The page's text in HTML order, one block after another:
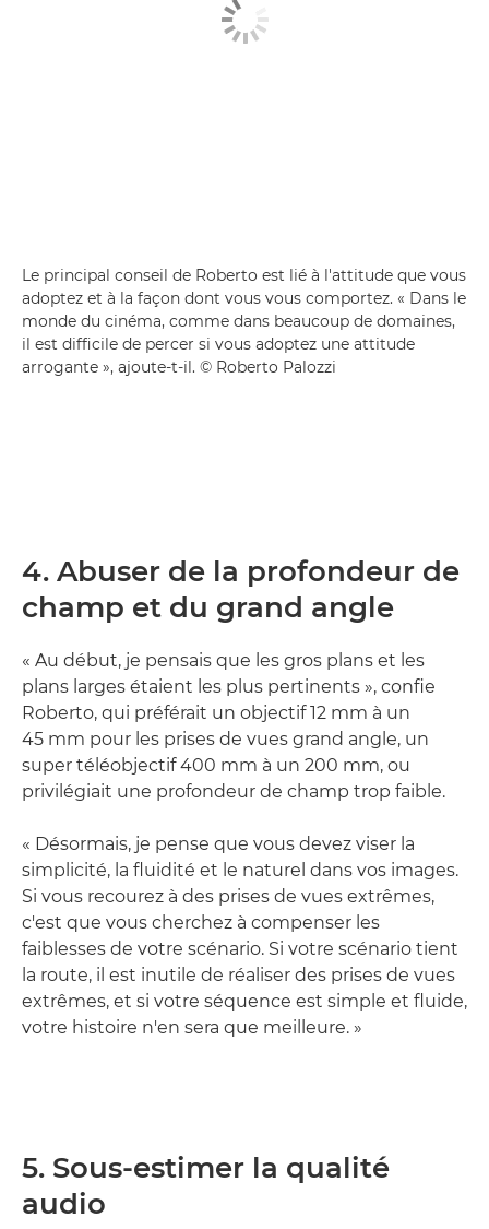
Le principal conseil de Roberto est lié à l'attitude que vous
adoptez et à la façon dont vous vous comportez. « Dans le
monde du cinéma, comme dans beaucoup de domaines,
il est difficile de percer si vous adoptez une attitude
arrogante », ajoute-t-il. © Roberto Palozzi
4. Abuser de la profondeur de
champ et du grand angle
« Au début, je pensais que les gros plans et les
plans larges étaient les plus pertinents », confie
Roberto, qui préférait un objectif 12 mm à un
45 mm pour les prises de vues grand angle, un
super téléobjectif 400 mm à un 200 mm, ou
privilégiait une profondeur de champ trop faible.
« Désormais, je pense que vous devez viser la
simplicité, la fluidité et le naturel dans vos images.
Si vous recourez à des prises de vues extrêmes,
c'est que vous cherchez à compenser les
faiblesses de votre scénario. Si votre scénario tient
la route, il est inutile de réaliser des prises de vues
extrêmes, et si votre séquence est simple et fluide,
votre histoire n'en sera que meilleure. »
5. Sous-estimer la qualité
audio